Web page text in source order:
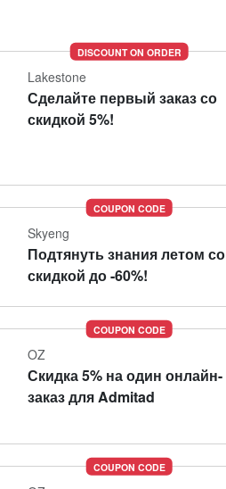
DISCOUNT ON ORDER
Lakestone
Сделайте первый заказ со
скидкой 5%!
COUPON CODE
Skyeng
Подтянуть знания летом со
скидкой до -60%!
COUPON CODE
OZ
Скидка 5% на один онлайн-
заказ для Admitad
COUPON CODE